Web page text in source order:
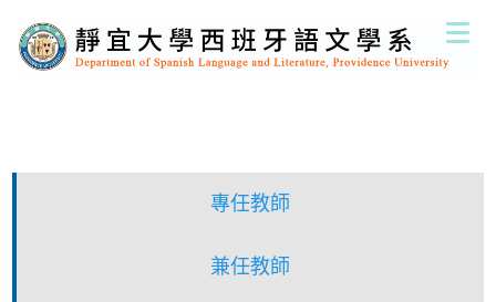
到
主
專任教師
兼任教師